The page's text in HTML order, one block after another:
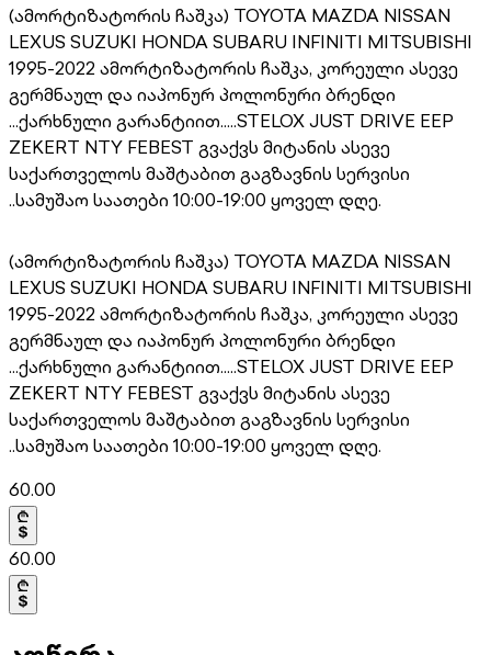
(ამორტიზატორის ჩაშკა) TOYOTA MAZDA NISSAN
LEXUS SUZUKI HONDA SUBARU INFINITI MITSUBISHI
1995-2022 ამორტიზატორის ჩაშკა, კორეული ასევე
გერმნაულ და იაპონურ პოლონური ბრენდი
...ქარხნული გარანტიით.....STELOX JUST DRIVE EEP
ZEKERT NTY FEBEST გვაქვს მიტანის ასევე
საქართველოს მაშტაბით გაგზავნის სერვისი
..სამუშაო საათები 10:00-19:00 ყოველ დღე.
(ამორტიზატორის ჩაშკა) TOYOTA MAZDA NISSAN
LEXUS SUZUKI HONDA SUBARU INFINITI MITSUBISHI
1995-2022 ამორტიზატორის ჩაშკა, კორეული ასევე
გერმნაულ და იაპონურ პოლონური ბრენდი
...ქარხნული გარანტიით.....STELOX JUST DRIVE EEP
ZEKERT NTY FEBEST გვაქვს მიტანის ასევე
საქართველოს მაშტაბით გაგზავნის სერვისი
..სამუშაო საათები 10:00-19:00 ყოველ დღე.
60.00
60.00